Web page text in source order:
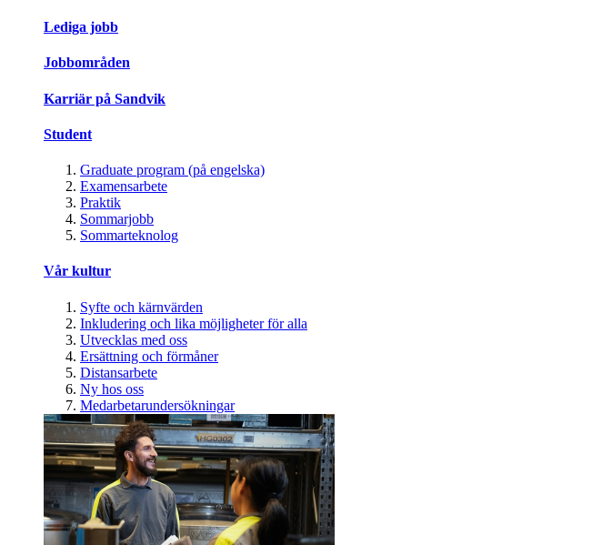
Lediga jobb
Jobbområden
Karriär på Sandvik
Student
Graduate program (på engelska)
Examensarbete
Praktik
Sommarjobb
Sommarteknolog
Vår kultur
Syfte och kärnvärden
Inkludering och lika möjligheter för alla
Utvecklas med oss
Ersättning och förmåner
Distansarbete
Ny hos oss
Medarbetarundersökningar